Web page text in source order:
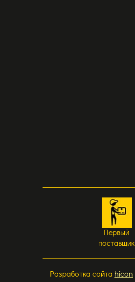
Первый
поставщик
Разработка сайта hicon